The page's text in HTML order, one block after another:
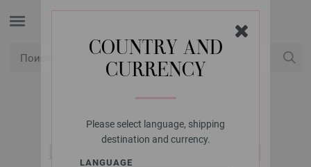
COUNTRY AND
CURRENCY
Please select language, shipping
destination and currency.
LANGUAGE
LANA GROSSA
КРУГОВЫЕ СПИЦЫ